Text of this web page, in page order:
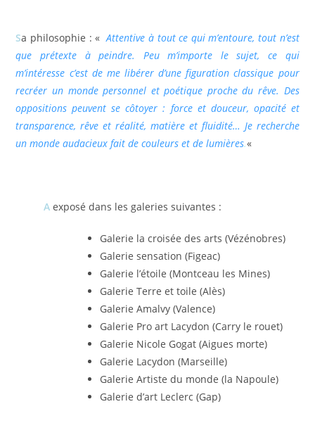
Sa philosophie : « Attentive à tout ce qui m’entoure, tout n’est
que prétexte à peindre. Peu m’importe le sujet, ce qui
m’intéresse c’est de me libérer d’une figuration classique pour
recréer un monde personnel et poétique proche du rêve. Des
oppositions peuvent se côtoyer : force et douceur, opacité et
transparence, rêve et réalité, matière et fluidité… Je recherche
un monde audacieux fait de couleurs et de lumières.«
A exposé dans les galeries suivantes :
Galerie la croisée des arts (Vézénobres)
Galerie sensation (Figeac)
Galerie l’étoile (Montceau les Mines)
Galerie Terre et toile (Alès)
Galerie Amalvy (Valence)
Galerie Pro art Lacydon (Carry le rouet)
Galerie Nicole Gogat (Aigues morte)
Galerie Lacydon (Marseille)
Galerie Artiste du monde (la Napoule)
Galerie d’art Leclerc (Gap)